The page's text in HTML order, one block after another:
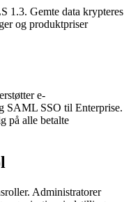
1.3. Gemte data krypteres
og produktpriser
e-
SAML SSO til Enterprise.
på alle betalte
Administratorer